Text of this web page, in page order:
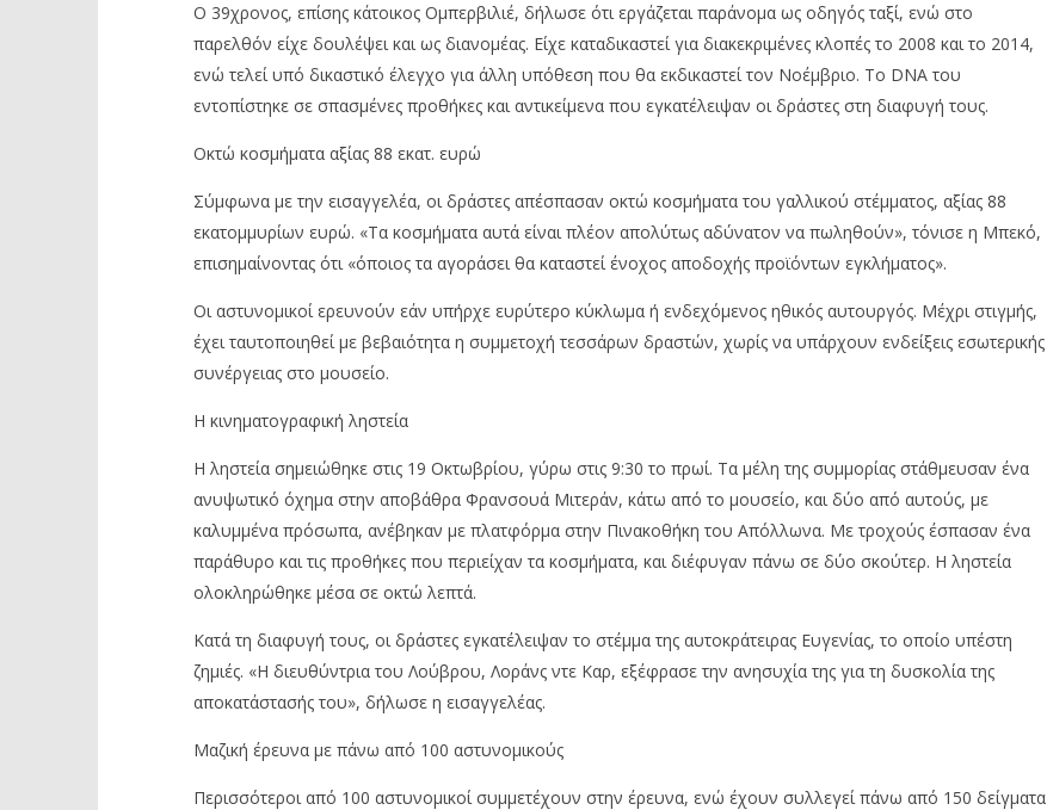
Ο 39χρονος, επίσης κάτοικος Ομπερβιλιέ, δήλωσε ότι εργάζεται παράνομα ως οδηγός ταξί, ενώ στο
παρελθόν είχε δουλέψεικαιως διανομέας. Είχεκαταδικαστεί για διακεκριμένες κλοπές το 2008 καιτο 2014,
ενώ τελείυπό δικαστικό έλεγχο για άλλη υπόθεση που θα εκδικαστεί τον Νοέμβριο. Το DNA του
εντοπίστηκε σεσπασμένεςπροθήκεςκαι αντικείμενα που εγκατέλειψαν οι δράστες στη διαφυγή τους.
Οκτώ κοσμήματα αξίας 88 εκατ. ευρώ
Σύμφωνα με την εισαγγελέα, οι δράστεςαπέσπασαν οκτώ κοσμήματα του γαλλικού στέμματος, αξίας 88
εκατομμυρίων ευρώ. «Τα κοσμήματα αυτά είναι πλέον απολύτως αδύνατον να πωληθούν», τόνισε η Μπεκό,
επισημαίνοντας ότι «όποιος τα αγοράσει θα καταστεί ένοχος αποδοχής προϊόντων εγκλήματος».
Οι αστυνομικοί ερευνούν εάν υπήρχε ευρύτερο κύκλωμα ή ενδεχόμενος ηθικός αυτουργός. Μέχρι στιγμής,
έχειταυτοποιηθείμε βεβαιότητα η συμμετοχή τεσσάρων δραστών, χωρίς να υπάρχουν ενδείξεις εσωτερικής
συνέργειας στο μουσείο.
Η κινηματογραφική ληστεία
Η ληστεία σημειώθηκε στις 19 Οκτωβρίου, γύρω στις 9:30 το πρωί. Τα μέλη της συμμορίας στάθμευσαν ένα
ανυψωτικό όχημα στην αποβάθρα Φρανσουά Μιτεράν, κάτω από το μουσείο, και δύο από αυτούς, με
καλυμμένα πρόσωπα, ανέβηκαν με πλατφόρμα στην Πινακοθήκη του Απόλλωνα. Με τροχούς έσπασαν ένα
παράθυρο και τις προθήκες που περιείχαν τα κοσμήματα, και διέφυγαν πάνω σε δύο σκούτερ. Η ληστεία
ολοκληρώθηκε μέσα σε οκτώ λεπτά.
Κατά τη διαφυγή τους, οι δράστες εγκατέλειψαν το στέμμα της αυτοκράτειρας Ευγενίας, το οποίο υπέστη
ζημιές. «Η διευθύντρια του Λούβρου, Λοράνςντε Καρ, εξέφρασε την ανησυχία της για τη δυσκολία της
αποκατάστασής του», δήλωσε η εισαγγελέας.
Μαζική έρευνα με πάνω από 100 αστυνομικούς
Περισσότεροι από 100 αστυνομικοί συμμετέχουν στην έρευνα, ενώ έχουν συλλεγεί πάνω από 150 δείγματα